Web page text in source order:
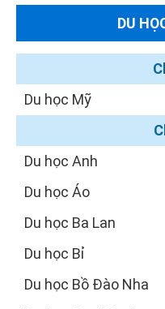
DU
Du học Mỹ
Du học Anh
Du học Áo
Du học Ba Lan
Du học Bỉ
Du học Bồ Đào Nha